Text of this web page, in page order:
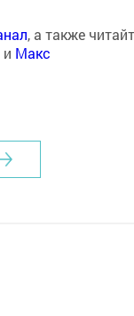
, а также
и Макс